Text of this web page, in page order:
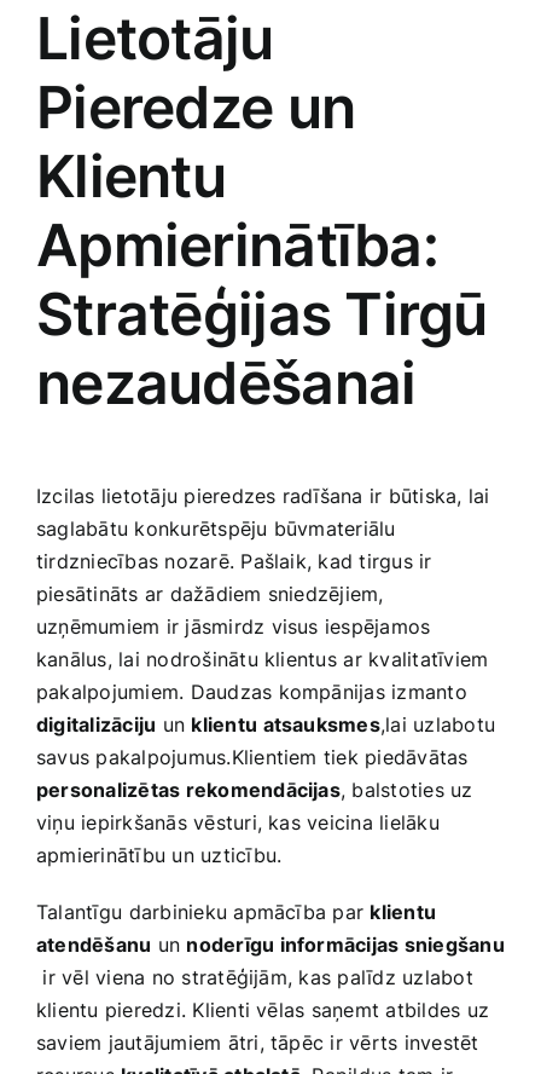
Lietotāju
Pieredze un
Klientu
Apmierinātība:
Stratēģijas​ Tirgū
‍nezaudēšanai
Izcilas lietotāju pieredzes radīšana ir būtiska, lai
saglabātu konkurētspēju ‍būvmateriālu
tirdzniecības nozarē. Pašlaik, kad tirgus ir
piesātināts ar ‍dažādiem sniedzējiem,‍
uzņēmumiem ir jāsmirdz visus iespējamos
kanālus, lai nodrošinātu klientus ⁢ar kvalitatīviem
pakalpojumiem. Daudzas kompānijas izmanto
digitalizāciju un klientu ⁤atsauksmes,lai uzlabotu
savus pakalpojumus.Klientiem tiek piedāvātas
personalizētas ‍rekomendācijas, balstoties uz
viņu iepirkšanās vēsturi, kas veicina lielāku
apmierinātību un uzticību.
Talantīgu⁤ darbinieku apmācība par klientu
atendēšanu un‌ noderīgu informācijas ‍sniegšanu
⁢ ir vēl viena no stratēģijām, kas palīdz uzlabot‌
klientu pieredzi. Klienti vēlas saņemt atbildes uz
saviem jautājumiem ātri, tāpēc ir vērts investēt